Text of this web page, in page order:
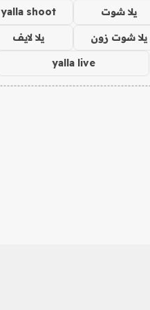
يلا شوت yalla shoot
يلا شوت زون يلا لايف
yalla live